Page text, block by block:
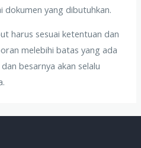
dokumen yang dibutuhkan.
harus sesuai ketentuan dan
melebihi batas yang ada
besarnya akan selalu